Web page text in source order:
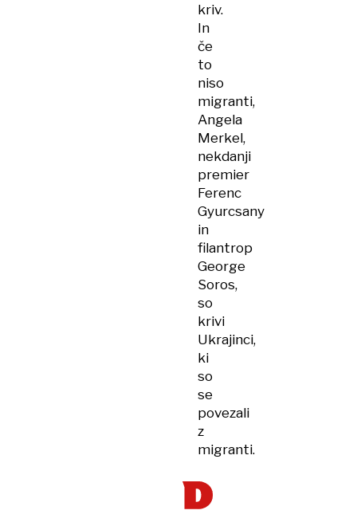
kriv.
In
če
to
niso
migranti,
Angela
Merkel,
nekdanji
premier
Ferenc
Gyurcsany
in
filantrop
George
Soros,
so
krivi
Ukrajinci,
ki
so
se
povezali
z
migranti.